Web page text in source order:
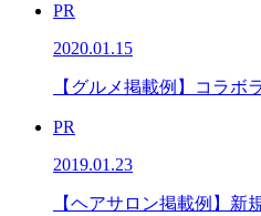
PR
2020.01.15
【グルメ掲載例】コラボ
PR
2019.01.23
【ヘアサロン掲載例】新